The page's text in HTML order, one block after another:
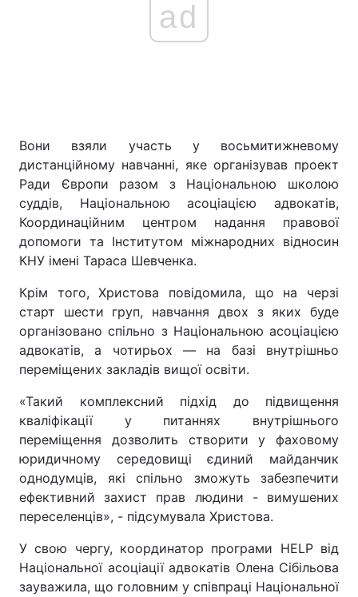
ad
Вони взяли участь у восьмитижневому
дистанційному навчанні, яке організував проект
Ради Європи разом з Національною школою
суддів, Національною асоціацією адвокатів,
Координаційним центром надання правової
допомоги та Інститутом міжнародних відносин
КНУ імені Тараса Шевченка.
Крім того, Христова повідомила, що на черзі
старт шести груп, навчання двох з яких буде
організовано спільно з Національною асоціацією
адвокатів, а чотирьох — на базі внутрішньо
переміщених закладів вищої освіти.
«Такий комплексний підхід до підвищення
кваліфікації у питаннях внутрішнього
переміщення дозволить створити у фаховому
юридичному середовищі єдиний майданчик
однодумців, які спільно зможуть забезпечити
ефективний захист прав людини - вимушених
переселенців», - підсумувала Христова.
У свою чергу, координатор програми HELP від
Національної асоціації адвокатів Олена Сібільова
зауважила, що головним у співпраці Національної